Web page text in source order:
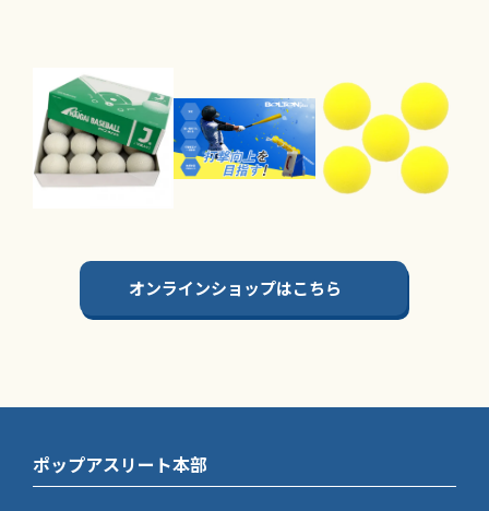
オンラインショップはこちら
ポップアスリート本部